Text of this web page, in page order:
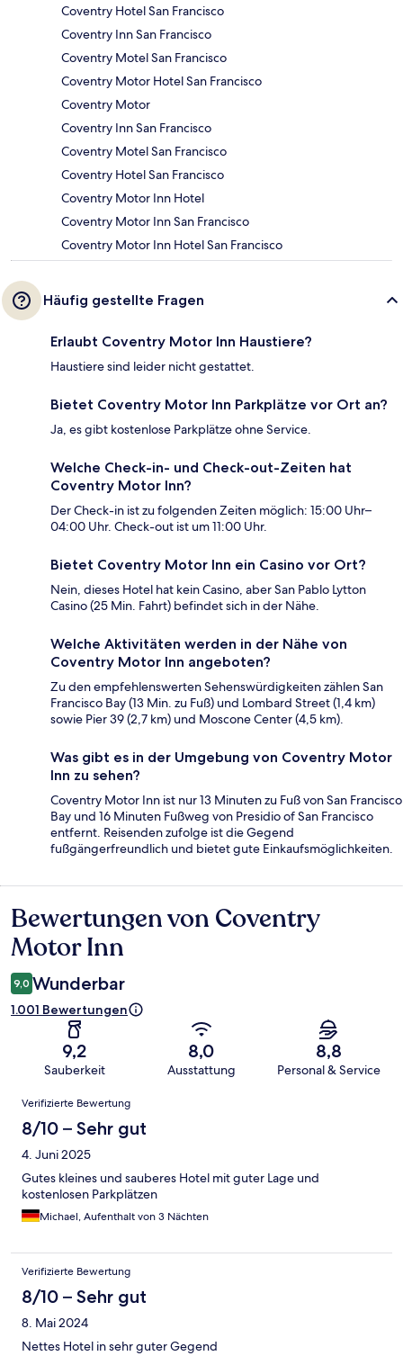
Coventry Hotel San Francisco
Coventry Inn San Francisco
Coventry Motel San Francisco
Coventry Motor Hotel San Francisco
Coventry Motor
Coventry Inn San Francisco
Coventry Motel San Francisco
Coventry Hotel San Francisco
Coventry Motor Inn Hotel
Coventry Motor Inn San Francisco
Coventry Motor Inn Hotel San Francisco
Häufig gestellte Fragen
Erlaubt Coventry Motor Inn Haustiere?
Haustiere sind leider nicht gestattet.
Bietet Coventry Motor Inn Parkplätze vor Ort an?
Ja, es gibt kostenlose Parkplätze ohne Service.
Welche Check-in- und Check-out-Zeiten hat
Coventry Motor Inn?
Der Check-in ist zu folgenden Zeiten möglich: 15:00 Uhr–
04:00 Uhr. Check-out ist um 11:00 Uhr.
Bietet Coventry Motor Inn ein Casino vor Ort?
Nein, dieses Hotel hat kein Casino, aber San Pablo Lytton
Casino (25 Min. Fahrt) befindet sich in der Nähe.
Welche Aktivitäten werden in der Nähe von
Coventry Motor Inn angeboten?
Zu den empfehlenswerten Sehenswürdigkeiten zählen San
Francisco Bay (13 Min. zu Fuß) und Lombard Street (1,4 km)
sowie Pier 39 (2,7 km) und Moscone Center (4,5 km).
Was gibt es in der Umgebung von Coventry Motor
Inn zu sehen?
Coventry Motor Inn ist nur 13 Minuten zu Fuß von San Francisco
Bay und 16 Minuten Fußweg von Presidio of San Francisco
entfernt. Reisenden zufolge ist die Gegend
fußgängerfreundlich und bietet gute Einkaufsmöglichkeiten.
Bewertungen
Bewertungen von Coventry
Motor Inn
9,0 Wunderbar
1.001 Bewertungen
9,2
Sauberkeit
8,0
Ausstattung
8,8
Personal & Service
Bewertungen
Verifizierte Bewertung
8/10 – Sehr gut
4. Juni 2025
Gutes kleines und sauberes Hotel mit guter Lage und
kostenlosen Parkplätzen
Michael, Aufenthalt von 3 Nächten
Verifizierte Bewertung
8/10 – Sehr gut
8. Mai 2024
Nettes Hotel in sehr guter Gegend